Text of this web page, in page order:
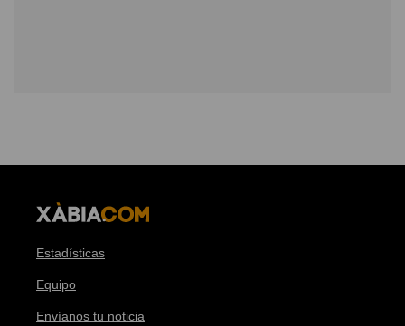
Estadísticas
Equipo
Envíanos tu noticia